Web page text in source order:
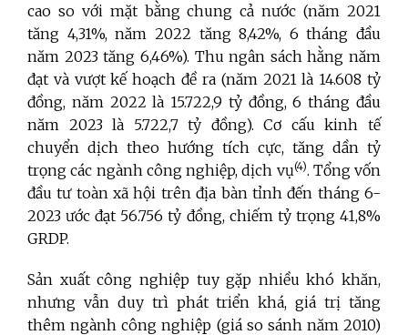
cao so với mặt bằng chung cả nước (năm 2021
tăng 4,31%, năm 2022 tăng 8,42%, 6 tháng đầu
năm 2023 tăng 6,46%). Thu ngân sách hằng năm
đạt và vượt kế hoạch đề ra (năm 2021 là 14.608 tỷ
đồng, năm 2022 là 15.722,9 tỷ đồng, 6 tháng đầu
năm 2023 là 5.722,7 tỷ đồng). Cơ cấu kinh tế
chuyển dịch theo hướng tích cực, tăng dần tỷ
trọng các ngành công nghiệp, dịch vụ(4). Tổng vốn
đầu tư toàn xã hội trên địa bàn tỉnh đến tháng 6-
2023 ước đạt 56.756 tỷ đồng, chiếm tỷ trọng 41,8%
GRDP.
Sản xuất công nghiệp tuy gặp nhiều khó khăn,
nhưng vẫn duy trì phát triển khá, giá trị tăng
thêm ngành công nghiệp (giá so sánh năm 2010)